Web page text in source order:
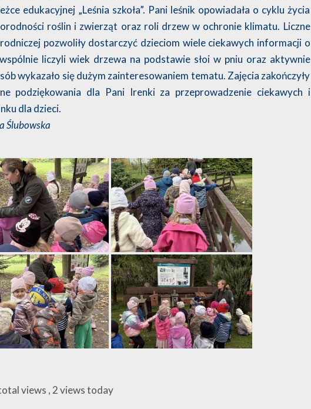
edukacyjnej „Leśnia szkoła”. Pani leśnik opowiadała o cyklu życia
roślin i zwierząt oraz roli drzew w ochronie klimatu. Liczne
pozwoliły dostarczyć dzieciom wiele ciekawych informacji o
liczyli wiek drzewa na podstawie słoi w pniu oraz aktywnie
wykazało się dużym zainteresowaniem tematu. Zajęcia zakończyły
podziękowania dla Pani Irenki za przeprowadzenie ciekawych i
dla dzieci.
views , 2 views today